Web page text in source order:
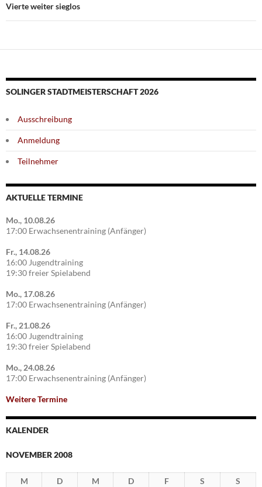
Vierte weiter sieglos
SOLINGER STADTMEISTERSCHAFT 2026
Ausschreibung
Anmeldung
Teilnehmer
AKTUELLE TERMINE
Mo., 10.08.26
17:00 Erwachsenentraining (Anfänger)
Fr., 14.08.26
16:00 Jugendtraining
19:30 freier Spielabend
Mo., 17.08.26
17:00 Erwachsenentraining (Anfänger)
Fr., 21.08.26
16:00 Jugendtraining
19:30 freier Spielabend
Mo., 24.08.26
17:00 Erwachsenentraining (Anfänger)
Weitere Termine
KALENDER
NOVEMBER 2008
M D M D F S
S